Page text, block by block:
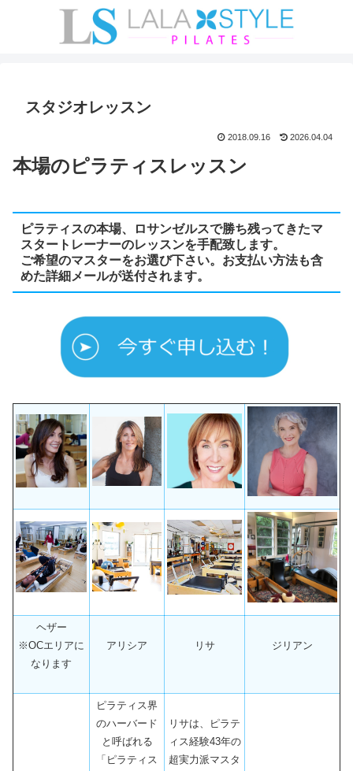
スタジオレッスン
2018.09.16 2026.04.04
本場のピラティスレッスン
ピラティスの本場、ロサンゼルスで勝ち残ってきたマ
スタートレーナーのレッスンを手配致します。
ご希望のマスターをお選び下さい。お支払い方法も含
めた詳細メールが送付されます。
ヘザー
※OCエリアに
なります
アリシア リサ ジリアン
ピラティス界
のハーバード
と呼ばれる
「ピラティス
リサは、ピラテ
ィス経験43年の
超実力派マスタ